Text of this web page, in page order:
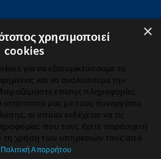
3,
IN TOUCH
/Privacy Notice
×
χρησιμοποιεί
cookies
για να εξατομικεύσουμε το
και να αναλύσουμε την
επίσης πληροφορίες
ιστότοπού μας με τους συνεργάτες
οι οποίοι ενδέχεται να τις
που τους έχετε παράσχει ή
τη χρήση των υπηρεσιών τους από
Πολιτική Απορρήτου